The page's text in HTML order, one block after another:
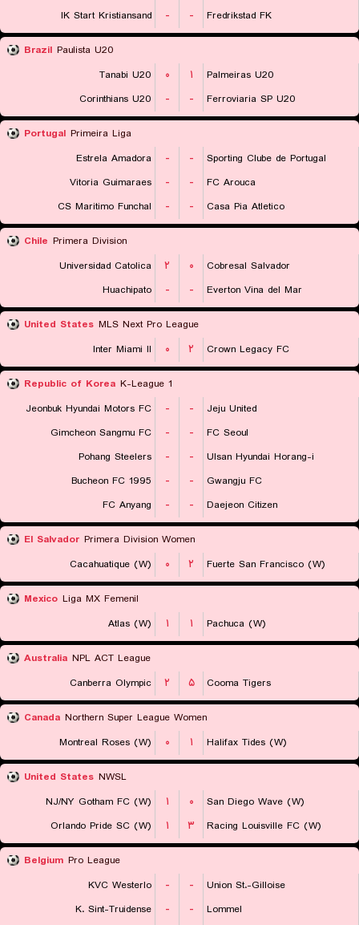
IK Start Kristiansand
- - Fredrikstad FK
Brazil Paulista U20
Tanabi U20
۰ ۱
Palmeiras U20
Corinthians U20
- - Ferroviaria SP U20
Portugal Primeira Liga
Estrela Amadora
- -
Sporting Clube de Portugal
Vitoria Guimaraes
- -
FC Arouca
CS Maritimo Funchal
- - Casa Pia Atletico
Chile Primera Division
Universidad Catolica
۲ ۰
Cobresal Salvador
Huachipato
- - Everton Vina del Mar
United States MLS Next Pro League
Inter Miami II
۰ ۲ Crown Legacy FC
Republic of Korea K-League 1
Jeonbuk Hyundai Motors FC
- -
Jeju United
Gimcheon Sangmu FC
- -
FC Seoul
Pohang Steelers
- -
Ulsan Hyundai Horang-i
Bucheon FC 1995
- -
Gwangju FC
FC Anyang
- - Daejeon Citizen
El Salvador Primera Division Women
Cacahuatique (W)
۰ ۲ Fuerte San Francisco (W)
Mexico Liga MX Femenil
Atlas (W)
۱ ۱ Pachuca (W)
Australia NPL ACT League
Canberra Olympic
۲ ۵ Cooma Tigers
Canada Northern Super League Women
Montreal Roses (W)
۰ ۱ Halifax Tides (W)
United States NWSL
NJ/NY Gotham FC (W)
۱ ۰
San Diego Wave (W)
Orlando Pride SC (W)
۱ ۳ Racing Louisville FC (W)
Belgium Pro League
KVC Westerlo
- -
Union St.-Gilloise
K. Sint-Truidense
- -
Lommel